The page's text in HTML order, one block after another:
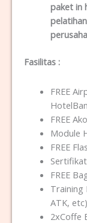
paket in
Fasilitas :
FREE
FREE
Module
FREE
Sertifikat
FREE
Training
ATK, etc)
2xCoffe